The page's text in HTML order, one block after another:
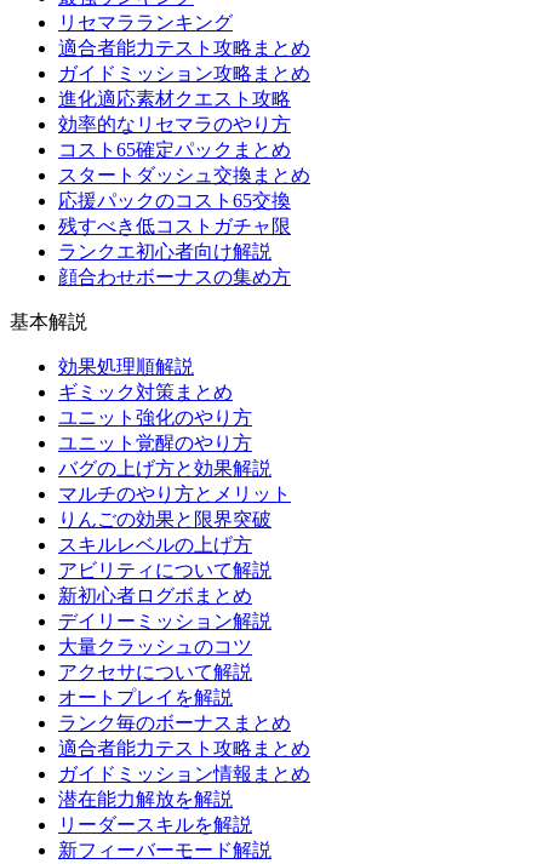
リセマラランキング
適合者能力テスト攻略まとめ
ガイドミッション攻略まとめ
進化適応素材クエスト攻略
効率的なリセマラのやり方
コスト65確定パックまとめ
スタートダッシュ交換まとめ
応援パックのコスト65交換
残すべき低コストガチャ限
ランクエ初心者向け解説
顔合わせボーナスの集め方
基本解説
効果処理順解説
ギミック対策まとめ
ユニット強化のやり方
ユニット覚醒のやり方
バグの上げ方と効果解説
マルチのやり方とメリット
りんごの効果と限界突破
スキルレベルの上げ方
アビリティについて解説
新初心者ログボまとめ
デイリーミッション解説
大量クラッシュのコツ
アクセサについて解説
オートプレイを解説
ランク毎のボーナスまとめ
適合者能力テスト攻略まとめ
ガイドミッション情報まとめ
潜在能力解放を解説
リーダースキルを解説
新フィーバーモード解説